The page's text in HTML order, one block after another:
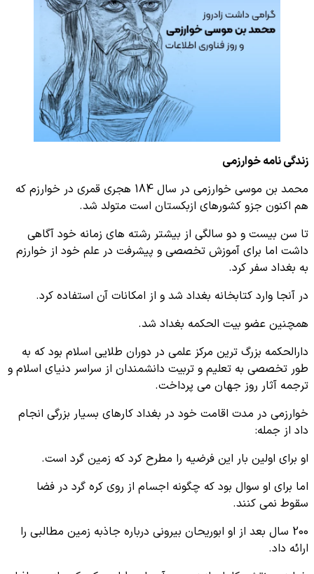
زندگی نامه خوارزمی
محمد بن موسی خوارزمی در سال 184 هجری قمری در خوارزم که
هم اکنون جزو کشورهای ازبکستان است متولد شد.
تا سن بیست و دو سالگی از بیشتر رشته های زمانه خود آگاهی
داشت اما برای آموزش تخصصی و پیشرفت در علم خود از خوارزم
به بغداد سفر کرد.
در آنجا وارد کتابخانه بغداد شد و از امکانات آن استفاده کرد.
همچنین عضو بیت الحکمه بغداد شد.
دارالحکمه بزرگ ترین مرکز علمی در دوران طلایی اسلام بود که به
طور تخصصی به تعلیم و تربیت دانشمندان از سراسر دنیای اسلام و
ترجمه آثار روز جهان می پرداخت.
خوارزمی در مدت اقامت خود در بغداد کارهای بسیار بزرگی انجام
داد از جمله:
او برای اولین بار این فرضیه را مطرح کرد که زمین گرد است.
اما برای او سوال بود که چگونه اجسام از روی کره گرد در فضا
سقوط نمی کنند.
200 سال بعد از او ابوریحان بیرونی درباره جاذبه زمین مطالبی را
ارائه داد.